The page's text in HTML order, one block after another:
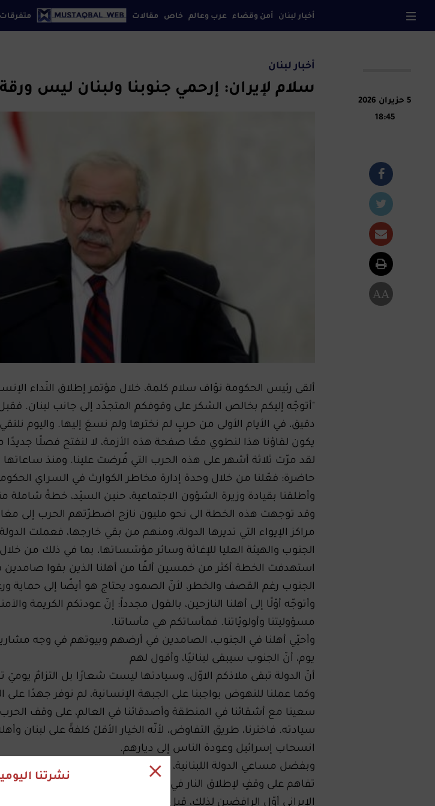
أخبار لبنان أمن وقضاء عرب وعالم خاص مقالات متفرقات
تكنولوجيا
إجتماعية
أخبار لبنان
سلام لإيران: إرحمي جنوبنا ولبنان ليس
ألقى رئيس الحكومة نوّاف سلام كلمة، خلال مؤتمر إطلاق النّداء
"أتوجّه إليكم بخالص الشكر على وقوفكم المتجدّد إلى جانب لبنان.
دقيق، في الأيام الأولى من حربٍ لم نخترها ولم نسعَ إليها. واليوم
يكون لقاؤنا هذا لنطوي معًا صفحة هذه الأزمة، لا لنفتح فصلًا
لقد مرّت ثلاثة أشهر على هذه الحرب التي فُرضت علينا. ومنذ ساعاتها
حاضرة: فعّلنا من خلال وحدة إدارة مخاطر الكوارث في السراي
وأطلقنا بقيادة وزيرة الشؤون الاجتماعية، حنين السيّد، خطةً شاملة
وقد توجهت هذه الخطة الى نحو مليون نازح اضطرّتهم الحرب إلى
مراكز الإيواء التي تديرها الدولة، ومنهم من بقي خارجها، فعملت
الجنوب والهيئة العليا للإغاثة وسائر مؤسّساتها، بما في ذلك من
استهدفت الخطة أكثر من خمسين ألفًا من أهلنا الذين بقوا صامدين
الجنوب رغم القصف والخطر، لأنّ الصمود يحتاج هو أيضًا إلى حماية
وأتوجّه أوّلًا إلى أهلنا النازحين، بالقول مجدداً: إنّ عودتكم الكريمة
مسؤوليتنا وأولويّاتنا. فمأساتكم هي مأساتنا.
وأحيّي أهلنا في الجنوب، الصامدين في أرضهم وبيوتهم في وجه
يوم، أنّ الجنوب سيبقى لبنانيًا، وأقول لهم
أنّ الدولة تبقى ملاذكم الاوّل، وسيادتها ليست شعارًا بل التزامٌ يوميّ
وكما عملنا للنهوض بواجبنا على الجبهة الإنسانية، لم نوفر جهدًا على
سعينا مع أشقائنا في المنطقة وأصدقائنا في العالم، على وقف
سيادته. فاخترنا، طريق التفاوض، لأنّه الخيار الأقلّ كلفةً على لبنان
انسحاب إسرائيل وعودة الناس إلى ديارهم.
وبفضل مساعي الدولة اللبنانية، وجهود أشقائنا العرب، وبتفهّمٍ
تفاهم على وقفٍ لإطلاق النار في لبنان، غير أنّ اللبنانيين فوجئوا أمس
الإيراني أوّل الرافضين لذلك، قبل أيّ طرفٍ آخر. وهذا تأكيدٌ جديد على
5 حزيران 2026
18:45
AA
نشرتنا